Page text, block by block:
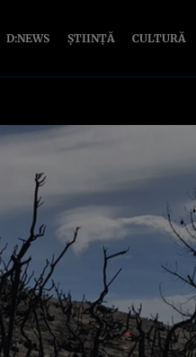
D:NEWS ȘTIINȚĂ CULTURĂ